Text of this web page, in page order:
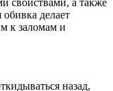
свойствами, а также
делает
к заломам и
назад,